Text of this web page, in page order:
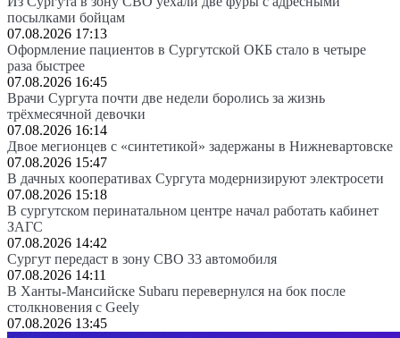
посылками бойцам
07.08.2026 17:13
Оформление пациентов в Сургутской ОКБ стало в четыре
раза быстрее
07.08.2026 16:45
Врачи Сургута почти две недели боролись за жизнь
трёхмесячной девочки
07.08.2026 16:14
Двое мегионцев с «синтетикой» задержаны в Нижневартовске
07.08.2026 15:47
В дачных кооперативах Сургута модернизируют электросети
07.08.2026 15:18
В сургутском перинатальном центре начал работать кабинет
ЗАГС
07.08.2026 14:42
Сургут передаст в зону СВО 33 автомобиля
07.08.2026 14:11
В Ханты-Мансийске Subaru перевернулся на бок после
столкновения с Geely
07.08.2026 13:45